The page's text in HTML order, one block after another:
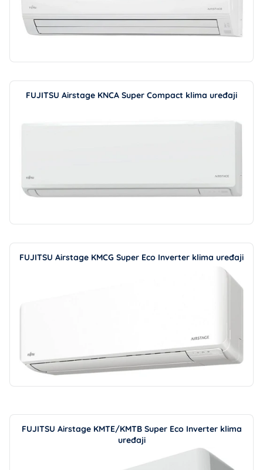
FUJITSU Airstage KNCA Super Compact klima uređaji
FUJITSU Airstage KMCG Super Eco Inverter klima uređaji
FUJITSU Airstage KMTE/KMTB Super Eco Inverter klima
uređaji